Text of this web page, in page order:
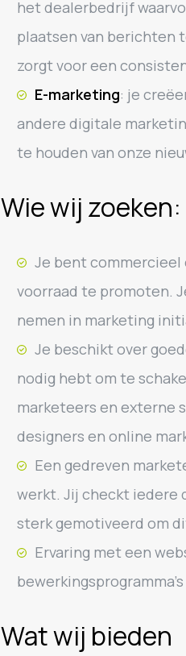
het dealerbedrijf
plaatsen van berichten
zorgt voor een
E-marketing: je
andere digitale
te houden van onze
Wie wij zoeken:
Je bent commercieel
voorraad te promoten.
nemen in marketing
Je beschikt over
nodig hebt om te
marketeers en externe
designers en online
Een gedreven
werkt. Jij checkt iedere
sterk gemotiveerd om
Ervaring met een
Wat wij bieden